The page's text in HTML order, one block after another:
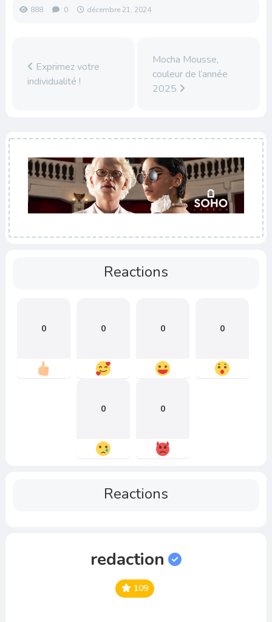
888 0 décembre 21, 2024
Exprimez votre
individualité !
Mocha Mousse,
couleur de l’année
2025
Reactions
0 0 0 0
0 0
Reactions
redaction
109